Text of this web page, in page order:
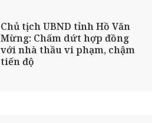
Chủ tịch UBND tỉnh Hồ Văn
Mừng: Chấm dứt hợp đồng
với nhà thầu vi phạm, chậm
tiến độ